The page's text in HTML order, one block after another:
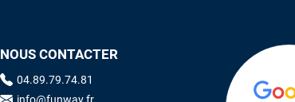
NOUS CONTACTER
04.89.79.74.81